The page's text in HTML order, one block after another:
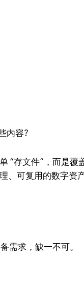
“存文件”，而是
、可复用的数字资产
需求，缺一不可。